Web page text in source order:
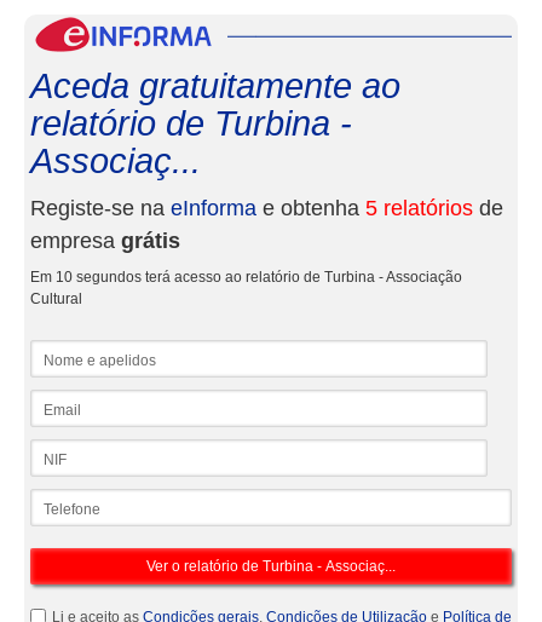
Aceda gratuitamente ao
relatório de Turbina -
Associaç...
Registe-se na eInforma e obtenha 5 relatórios de
empresa grátis
Em 10 segundos terá acesso ao relatório de Turbina - Associação
Cultural
Li e aceito as Condições gerais, Condições de Utilização e Política de